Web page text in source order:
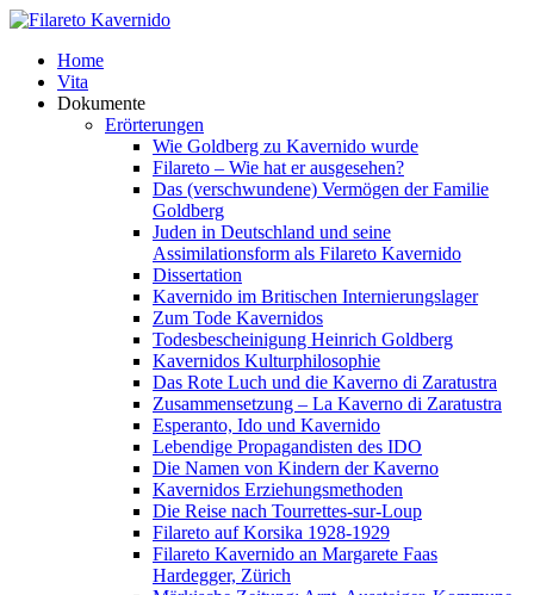
Home
Vita
Dokumente
Erörterungen
Wie Goldberg zu Kavernido wurde
Filareto – Wie hat er ausgesehen?
Das (verschwundene) Vermögen der Familie
Goldberg
Juden in Deutschland und seine
Assimilationsform als Filareto Kavernido
Dissertation
Kavernido im Britischen Internierungslager
Zum Tode Kavernidos
Todesbescheinigung Heinrich Goldberg
Kavernidos Kulturphilosophie
Das Rote Luch und die Kaverno di Zaratustra
Zusammensetzung – La Kaverno di Zaratustra
Esperanto, Ido und Kavernido
Lebendige Propagandisten des IDO
Die Namen von Kindern der Kaverno
Kavernidos Erziehungsmethoden
Die Reise nach Tourrettes-sur-Loup
Filareto auf Korsika 1928-1929
Filareto Kavernido an Margarete Faas
Hardegger, Zürich